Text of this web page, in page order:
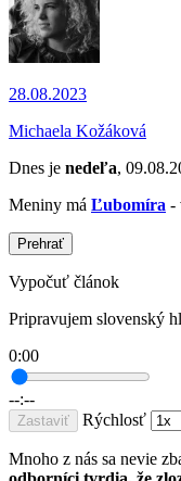
28.08.2023
Michaela Kožáková
Dnes je nedeľa,
Meniny má Ľubomíra -
Prehrať
Vypočuť článok
Pripravujem slovenský
0:00
--:--
Zastaviť Rýchlosť
Mnoho z nás sa nevie